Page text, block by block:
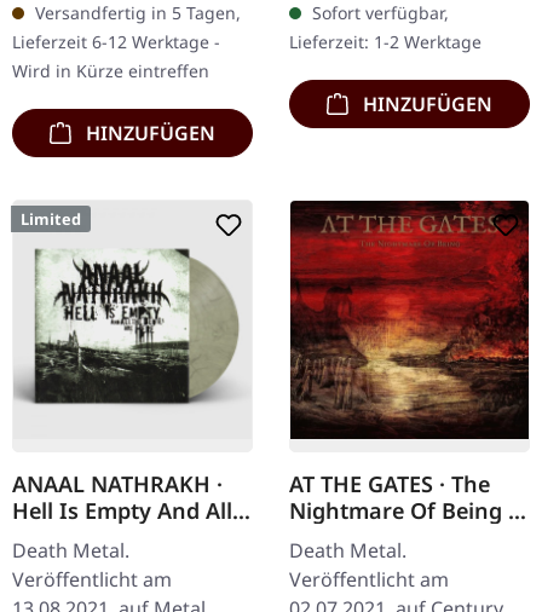
marmoriertes Vinyl,
inklusive zweiseitigem
Einleger…
Versandfertig in 5 Tagen,
Lieferzeit 6-12 Werktage -
Wird in Kürze eintreffen
HINZUFÜGEN
Splattern. Benedictions
'Organised Chaos' ist
ein…
Sofort verfügbar,
Lieferzeit: 1-2 Werktage
HINZUFÜGEN
Limited
ANAAL NATHRAKH ·
Hell Is Empty And All
The Devils Are Here |
IVORY GREY LP
Death Metal.
Veröffentlicht am
AT THE GATES · The
Nightmare Of Being |
CD
Death Metal.
Veröffentlicht am